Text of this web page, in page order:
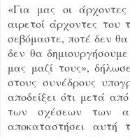
«Για μας οι άρχοντες
αιρετοί άρχοντες του
σεβόμαστε, ποτέ δεν
δεν θα
μας μαζί τους»,
στους συνέδρους
αποδείξει ότι μετά
των σχέσεων των
αποκαταστήσει αυτή